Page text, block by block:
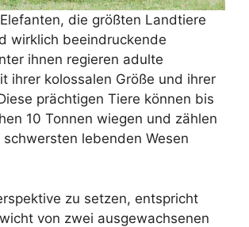
die größten Landtiere
wirklich beeindruckende
ihnen regieren adulte
ihrer kolossalen Größe und ihrer
prächtigen Tiere können bis
10 Tonnen wiegen und zählen
lebenden Wesen
zu setzen, entspricht
von zwei ausgewachsenen